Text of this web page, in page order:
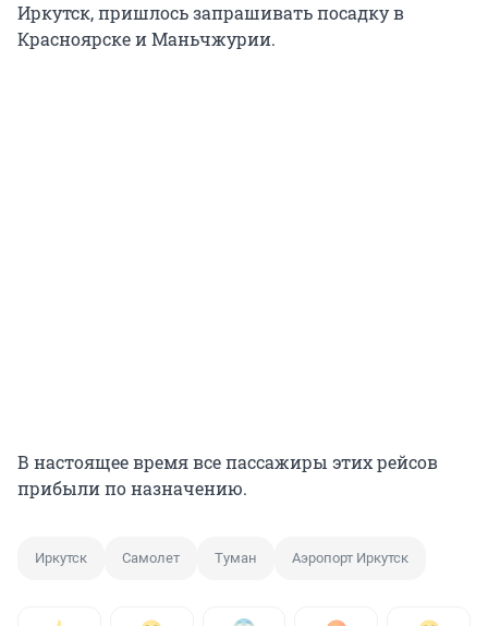
Иркутск, пришлось запрашивать посадку в
Красноярске и Маньчжурии.
В настоящее время все пассажиры этих рейсов
прибыли по назначению.
Иркутск Самолет Туман Аэропорт Иркутск